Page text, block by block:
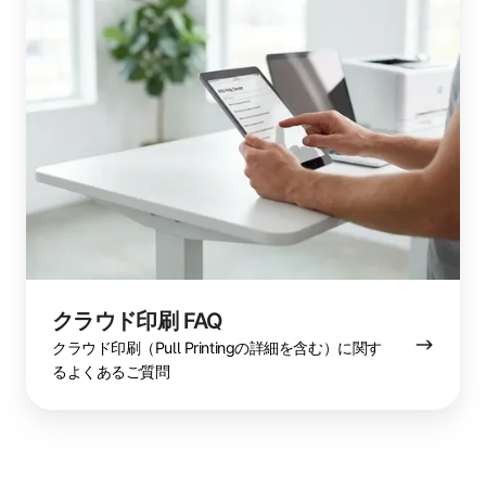
クラウド印刷 FAQ
クラウド印刷（Pull Printingの詳細を含む）に関す
るよくあるご質問
FAQ